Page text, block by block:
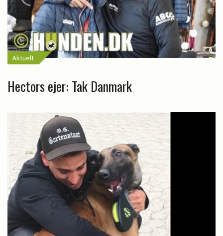
Aktuelt
Hectors ejer: Tak Danmark